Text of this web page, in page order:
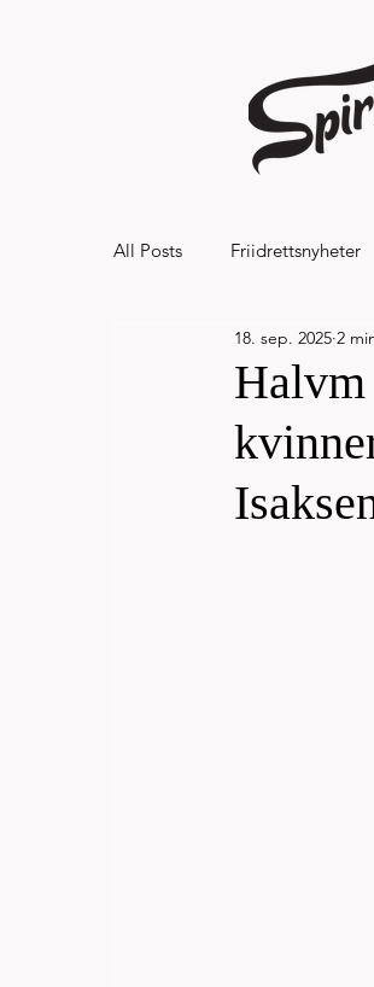
All Posts Friidrettsnyheter
Hålandsvannet
Halvm
18. sep. 2025 2